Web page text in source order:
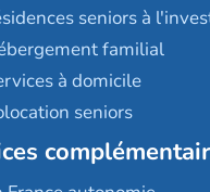
seniors à
familial
à domicile
seniors